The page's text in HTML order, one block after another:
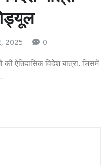
2025 0
ऐतिहासिक विदेश यात्रा, जिसमें